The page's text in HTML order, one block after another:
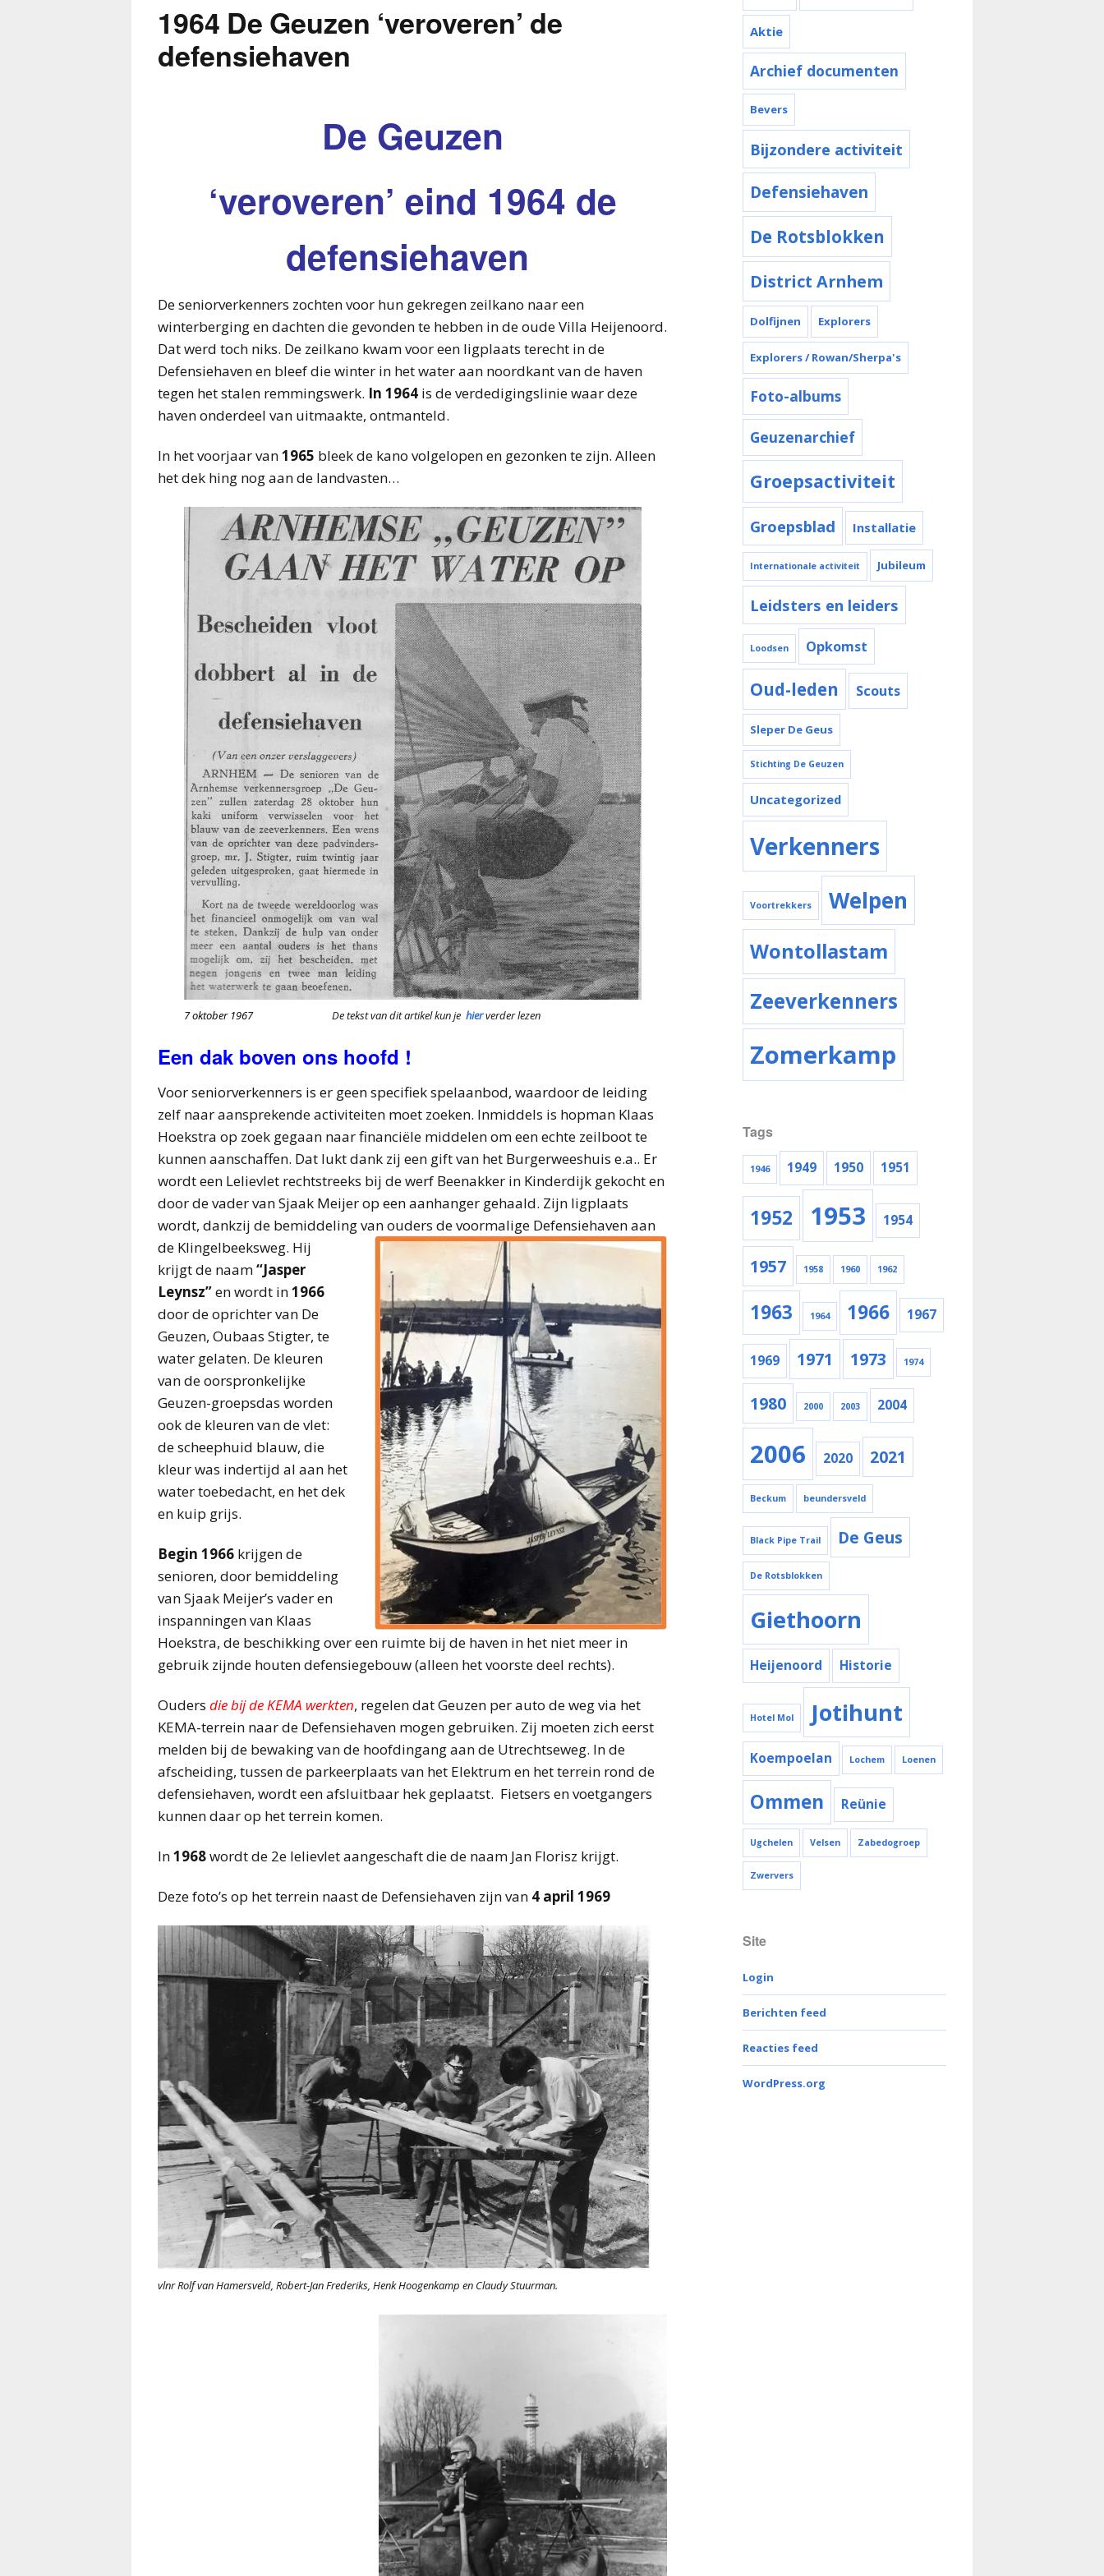
1964 De Geuzen ‘veroveren’ de
defensiehaven
De Geuzen
‘veroveren’ eind 1964 de
defensiehaven
De seniorverkenners zochten voor hun gekregen zeilkano naar een
winterberging en dachten die gevonden te hebben in de oude Villa Heijenoord.
Dat werd toch niks. De zeilkano kwam voor een ligplaats terecht in de
Defensiehaven en bleef die winter in het water aan noordkant van de haven
tegen het stalen remmingswerk. In 1964 is de verdedigingslinie waar deze
haven onderdeel van uitmaakte, ontmanteld.
In het voorjaar van1965 bleek de kano volgelopen en gezonken te zijn. Alleen
het dek hing nog aan de landvasten…
7 oktober 1967 De tekst van dit artikel kun je hierverder lezen
Een dak boven ons hoofd !
Voor seniorverkenners is er geen specifiek spelaanbod, waardoor de leiding
zelf naar aansprekende activiteiten moet zoeken. Inmiddels is hopman Klaas
Hoekstra op zoek gegaan naar financiële middelen om een echte zeilboot te
kunnen aanschaffen. Dat lukt dank zij een gift van het Burgerweeshuis e.a.. Er
wordt een Lelievlet rechtstreeks bij de werf Beenakker in Kinderdijk gekocht en
door de vader van Sjaak Meijer op een aanhanger gehaald. Zijn ligplaats
wordt, dankzij de bemiddeling vanouders de voormalige Defensiehaven aan
de Klingelbeeksweg. Hij
krijgt de naam“Jasper
Leynsz”en wordt in1966
door de oprichter van De
Geuzen, Oubaas Stigter, te
water gelaten. De kleuren
van de oorspronkelijke
Geuzen-groepsdas worden
ook de kleuren van de vlet:
de scheephuid blauw, die
kleur was indertijd al aan het
water toebedacht, en het dek
en kuip grijs.
Begin 1966 krijgen de
senioren, door bemiddeling
van Sjaak Meijer’s vader en
inspanningen van Klaas
Hoekstra, de beschikking over een ruimte bij de haven in het niet meer in
gebruik zijnde houten defensiegebouw (alleen het voorste deel rechts).
Ouders die bij de KEMA werkten, regelen dat Geuzen per auto de weg via het
KEMA-terrein naar de Defensiehaven mogen gebruiken. Zij moeten zich eerst
melden bij de bewaking van de hoofdingang aan de Utrechtseweg. In de
afscheiding, tussen de parkeerplaats van het Elektrum en het terrein rond de
defensiehaven, wordt een afsluitbaar hek geplaatst. Fietsers en voetgangers
kunnen daar op het terrein komen.
In1968wordt de 2e lelievlet aangeschaft die de naam Jan Florisz krijgt.
Deze foto’s op het terrein naast de Defensiehaven zijn van 4 april 1969
vlnr Rolf van Hamersveld, Robert-Jan Frederiks, Henk Hoogenkamp en Claudy Stuurman.
Aktie
Archief documenten
Bevers
Bijzondere activiteit
Defensiehaven
De Rotsblokken
District Arnhem
Dolfijnen Explorers
Explorers / Rowan/Sherpa's
Foto-albums
Geuzenarchief
Groepsactiviteit
Groepsblad Installatie
Internationale activiteit Jubileum
Leidsters en leiders
Loodsen Opkomst
Oud-leden Scouts
Sleper De Geus
Stichting De Geuzen
Uncategorized
Verkenners
Voortrekkers Welpen
Wontollastam
Zeeverkenners
Zomerkamp
Tags
1946 1949 1950 1951
1952 1953 1954
1957 1958 1960 1962
1963 1964 1966 1967
1969 1971 1973 1974
1980 2000 2003 2004
2006 2020 2021
Beckum beundersveld
Black Pipe Trail De Geus
De Rotsblokken
Giethoorn
Heijenoord Historie
Hotel Mol Jotihunt
Koempoelan Lochem Loenen
Ommen Reünie
Ugchelen Velsen Zabedogroep
Zwervers
Site
Login
Berichten feed
Reacties feed
WordPress.org